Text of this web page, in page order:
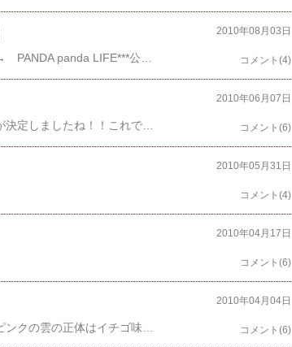
2010年08月03日
コメント(4)
やったーーーーーー！！！！王子動物園のパンダのレンタル延長が決定しましたね！！これでまたいつでもコウコウとタンタンに会いに行ける！10年契約ということで、今年の7月でレンタルの期限が切れるから8月の灘の個展の時にパンダがいるかなぁ・・・どうかなぁ・・・ってみんなで言っていたんです。せっかく灘で個展ができるんだったら灘区民ホールにパンダの写真展を見に来てもらって、王子動物園に本物のパンダを見に行ってもらうというふうにしたかったんです。それが実現できそうで良かった♪まだ変更があるかもしれないですが、8月の個展のお知らせです。『パンダのいる街展』(仮称)神戸市立 灘区民ホール〒657-0832 神戸市灘区岸地通1-1-1○写真展示：1階 展示スペース 8月2日(月)～8日(日) 9～21時○物品販売：1階 北イベントスペース 8月6日(金)～8日(日) 11～17時灘の個展の1ヶ月前に空堀で個展をします！『パンダの時間展』in PANDA WALK灘と空堀では違う写真を展示予定ですので、どちらも見に来て下さいね♪
2010年06月07日
コメント(6)
2010年05月31日
コメント(4)
2010年04月17日
コメント(6)
2010年04月04日
コメント(6)